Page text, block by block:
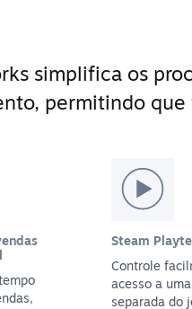
simplifica os
permitindo
Steam
Controle
acesso a
separada do